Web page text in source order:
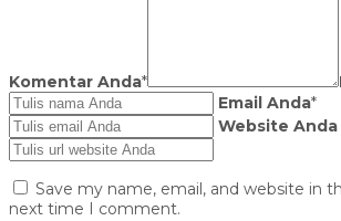
Komentar Anda*
Email Anda*
Website Anda
Save my name, email, and website in
next time I comment.